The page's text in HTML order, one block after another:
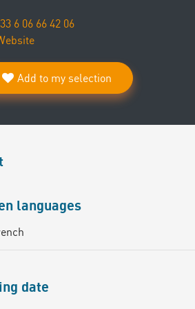
6 06 66 42 06
Add to my selection
languages
date